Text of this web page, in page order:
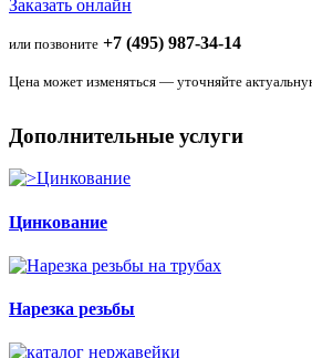
Заказать онлайн
или позвоните +7 (495) 987-34-14
Цена может изменяться — уточняйте
Дополнительные услуги
Цинкование
Нарезка резьбы